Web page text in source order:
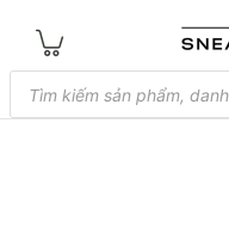
Tìm
kiếm
sản